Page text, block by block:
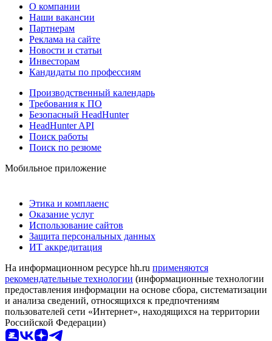
О компании
Наши вакансии
Партнерам
Реклама на сайте
Новости и статьи
Инвесторам
Кандидаты по профессиям
Производственный календарь
Требования к ПО
Безопасный HeadHunter
HeadHunter API
Поиск работы
Поиск по резюме
Мобильное приложение
Этика и комплаенс
Оказание услуг
Использование сайтов
Защита персональных данных
ИТ аккредитация
На информационном ресурсе hh.ru применяются
рекомендательные технологии (информационные технологии
предоставления информации на основе сбора, систематизации
и анализа сведений, относящихся к предпочтениям
пользователей сети «Интернет», находящихся на территории
Российской Федерации)